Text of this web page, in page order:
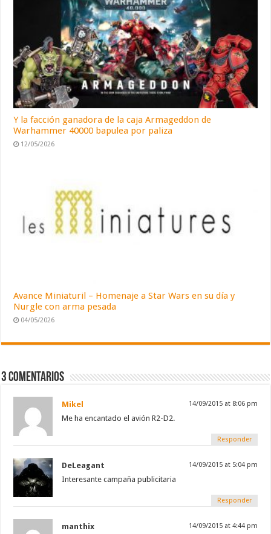
Y la facción ganadora de la caja Armageddon de
Warhammer 40000 bapulea por paliza
12/05/2026
Avance Miniaturil – Homenaje a Star Wars en su día y
Nurgle con arma pesada
04/05/2026
3 comentarios
Mikel 14/09/2015 at 8:06 pm
Me ha encantado el avión R2-D2.
Responder
DeLeagant 14/09/2015 at 5:04 pm
Interesante campaña publicitaria
Responder
manthix 14/09/2015 at 4:44 pm